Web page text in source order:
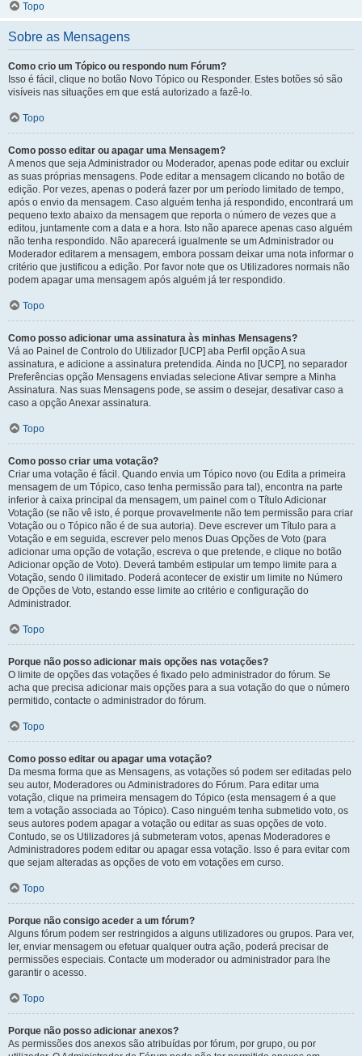
Topo
Sobre as Mensagens
Como crio um Tópico ou respondo num Fórum?
Isso é fácil, clique no botão Novo Tópico ou Responder. Estes botões só são
visíveis nas situações em que está autorizado a fazê-lo.
Topo
Como posso editar ou apagar uma Mensagem?
A menos que seja Administrador ou Moderador, apenas pode editar ou excluir
as suas próprias mensagens. Pode editar a mensagem clicando no botão de
edição. Por vezes, apenas o poderá fazer por um período limitado de tempo,
após o envio da mensagem. Caso alguém tenha já respondido, encontrará um
pequeno texto abaixo da mensagem que reporta o número de vezes que a
editou, juntamente com a data e a hora. Isto não aparece apenas caso alguém
não tenha respondido. Não aparecerá igualmente se um Administrador ou
Moderador editarem a mensagem, embora possam deixar uma nota informar o
critério que justificou a edição. Por favor note que os Utilizadores normais não
podem apagar uma mensagem após alguém já ter respondido.
Topo
Como posso adicionar uma assinatura às minhas Mensagens?
Vá ao Painel de Controlo do Utilizador [UCP] aba Perfil opção A sua
assinatura, e adicione a assinatura pretendida. Ainda no [UCP], no separador
Preferências opção Mensagens enviadas selecione Ativar sempre a Minha
Assinatura. Nas suas Mensagens pode, se assim o desejar, desativar caso a
caso a opção Anexar assinatura.
Topo
Como posso criar uma votação?
Criar uma votação é fácil. Quando envia um Tópico novo (ou Edita a primeira
mensagem de um Tópico, caso tenha permissão para tal), encontra na parte
inferior à caixa principal da mensagem, um painel com o Título Adicionar
Votação (se não vê isto, é porque provavelmente não tem permissão para criar
Votação ou o Tópico não é de sua autoria). Deve escrever um Título para a
Votação e em seguida, escrever pelo menos Duas Opções de Voto (para
adicionar uma opção de votação, escreva o que pretende, e clique no botão
Adicionar opção de Voto). Deverá também estipular um tempo limite para a
Votação, sendo 0 ilimitado. Poderá acontecer de existir um limite no Número
de Opções de Voto, estando esse limite ao critério e configuração do
Administrador.
Topo
Porque não posso adicionar mais opções nas votações?
O limite de opções das votações é fixado pelo administrador do fórum. Se
acha que precisa adicionar mais opções para a sua votação do que o número
permitido, contacte o administrador do fórum.
Topo
Como posso editar ou apagar uma votação?
Da mesma forma que as Mensagens, as votações só podem ser editadas pelo
seu autor, Moderadores ou Administradores do Fórum. Para editar uma
votação, clique na primeira mensagem do Tópico (esta mensagem é a que
tem a votação associada ao Tópico). Caso ninguém tenha submetido voto, os
seus autores podem apagar a votação ou editar as suas opções de voto.
Contudo, se os Utilizadores já submeteram votos, apenas Moderadores e
Administradores podem editar ou apagar essa votação. Isso é para evitar com
que sejam alteradas as opções de voto em votações em curso.
Topo
Porque não consigo aceder a um fórum?
Alguns fórum podem ser restringidos a alguns utilizadores ou grupos. Para ver,
ler, enviar mensagem ou efetuar qualquer outra ação, poderá precisar de
permissões especiais. Contacte um moderador ou administrador para lhe
garantir o acesso.
Topo
Porque não posso adicionar anexos?
As permissões dos anexos são atribuídas por fórum, por grupo, ou por